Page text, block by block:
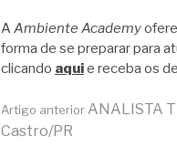
AAmbiente Academy
forma de se preparar para
clicando aquie receba os
Artigo anterior ANALISTA
Castro/PR